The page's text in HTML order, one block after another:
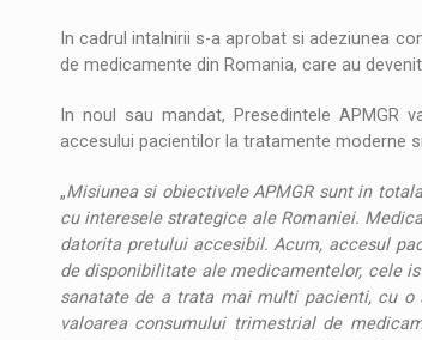
In cadrul intalnirii s-a aprobat si adeziunea
de medicamente din Romania, care au
In noul sau mandat, Presedintele
accesului pacientilor la tratamente moderne
„Misiunea si obiectivele APMGR sunt in
cu interesele strategice ale Romaniei.
datorita pretului accesibil. Acum, accesul
de disponibilitate ale medicamentelor, cele
sanatate de a trata mai multi pacienti, cu
valoarea consumului trimestrial de